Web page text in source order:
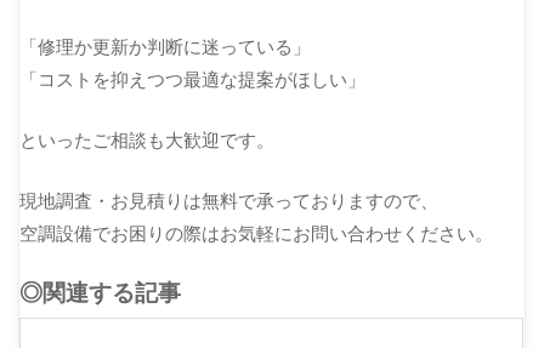
「修理か更新か判断に迷っている」
「コストを抑えつつ最適な提案がほしい」
といったご相談も大歓迎です。
現地調査・お見積りは無料で承っておりますので、
空調設備でお困りの際はお気軽にお問い合わせください。
◎関連する記事